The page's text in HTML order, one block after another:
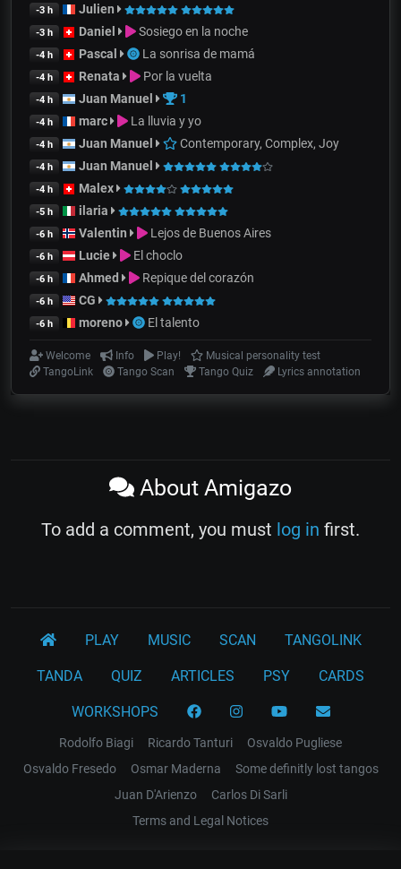
-3 h Julien
-3 h Daniel Sosiego en la noche
-4 h Pascal La sonrisa de mamá
-4 h Renata Por la vuelta
-4 h Juan Manuel 1
-4 h marc La lluvia y yo
-4 h Juan Manuel Contemporary, Complex, Joy
-4 h Juan Manuel
-4 h Malex
-5 h ilaria
-6 h Valentin Lejos de Buenos Aires
-6 h Lucie El choclo
-6 h Ahmed Repique del corazón
-6 h CG
-6 h moreno El talento
Welcome Info Play!
Musical personality test
TangoLink
Tango Scan Tango Quiz Lyrics annotation
About Amigazo
To add a comment, you must log in first.
PLAY MUSIC SCAN TANGOLINK
TANDA QUIZ ARTICLES PSY CARDS
WORKSHOPS
Rodolfo Biagi Ricardo Tanturi
Osvaldo Pugliese
Osvaldo Fresedo
Osmar Maderna
Some definitly lost tangos
Juan D'Arienzo
Carlos Di Sarli
Terms and Legal Notices